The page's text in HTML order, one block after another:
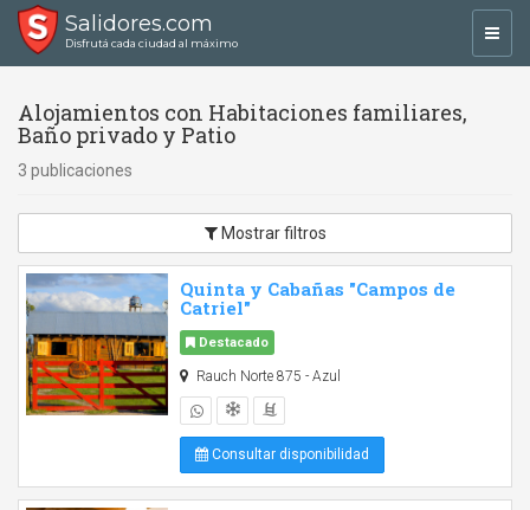
Salidores.com
Disfrutá cada ciudad al máximo
Alojamientos con Habitaciones familiares,
Baño privado y Patio
3 publicaciones
Mostrar filtros
Quinta y Cabañas "Campos de
Catriel"
Destacado
Rauch Norte 875 - Azul
Consultar disponibilidad